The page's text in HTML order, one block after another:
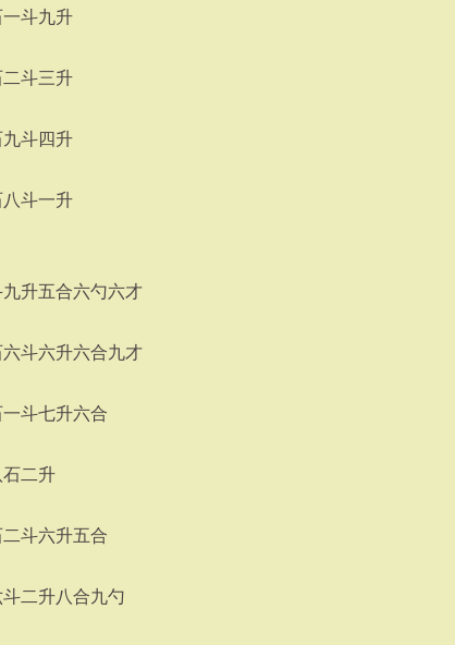
斗九升
斗三升
斗四升
斗一升
升五合六勺六才
斗六升六合九才
斗七升六合
二升
斗六升五合
二升八合九勺